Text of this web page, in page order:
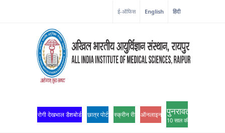
ई-ऑफिस English हिंदी
रोगी देखभाल डैशबोर्ड छात्र पोर्टल स्क्रीन रीडर एक्सेसऑनलाइन ओपीडी पंजीकरण
पुनरावर्तन
10 साल की उत्कृष्टता